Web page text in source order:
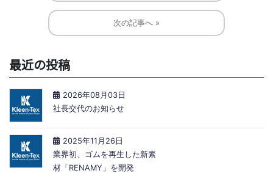
次の記事へ »
最近の投稿
2026年08月03日
社長交代のお知らせ
2025年11月26日
業界初、ゴムを再生した新素
材「RENAMY」を開発